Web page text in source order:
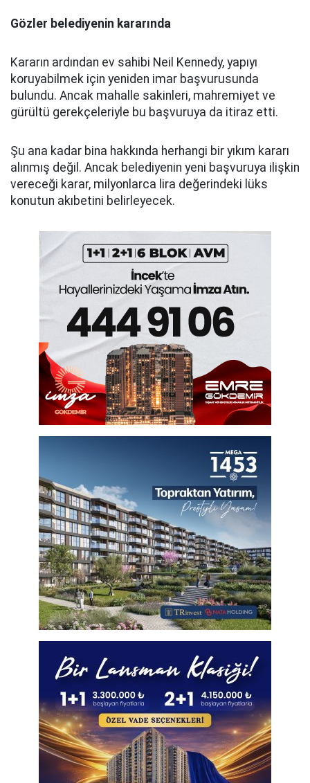
Gözler belediyenin kararında
Kararın ardından ev sahibi Neil Kennedy, yapıyı
koruyabilmek için yeniden imar başvurusunda
bulundu. Ancak mahalle sakinleri, mahremiyet ve
gürültü gerekçeleriyle bu başvuruya da itiraz etti.
Şu ana kadar bina hakkında herhangi bir yıkım kararı
alınmış değil. Ancak belediyenin yeni başvuruya ilişkin
vereceği karar, milyonlarca lira değerindeki lüks
konutun akıbetini belirleyecek.